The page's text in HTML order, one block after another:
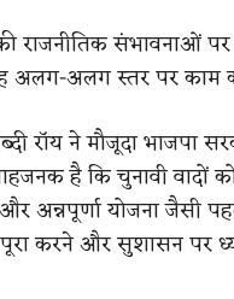
राजनीतिक संभावनाओं
अलग-अलग स्तर पर काम
रॉय ने मौजूदा भाजपा
है कि चुनावी वादों
अन्नपूर्णा योजना जैसी
करने और सुशासन पर